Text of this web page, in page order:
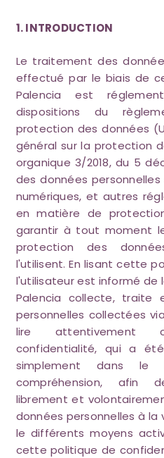
1. INTRODUCTION
Le traitement des
effectué par le biais de
Palencia est
dispositions du
protection des données
général sur la protection
organique 3/2018, du 5
des données
numériques, et autres
en matière de
garantir à tout moment
protection des
l'utilisent. En lisant cette
l'utilisateur est informé de
Palencia collecte, traite
personnelles collectées
lire attentivement
confidentialité, qui a
simplement dans
compréhension, afin
librement et
données personnelles à la
le différents moyens
cette politique de